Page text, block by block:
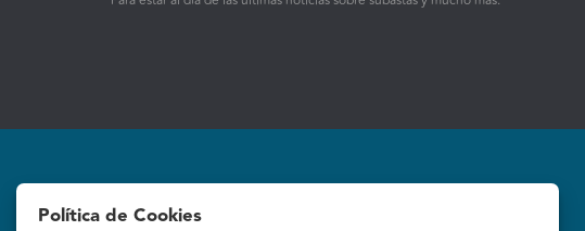
Política de Cookies